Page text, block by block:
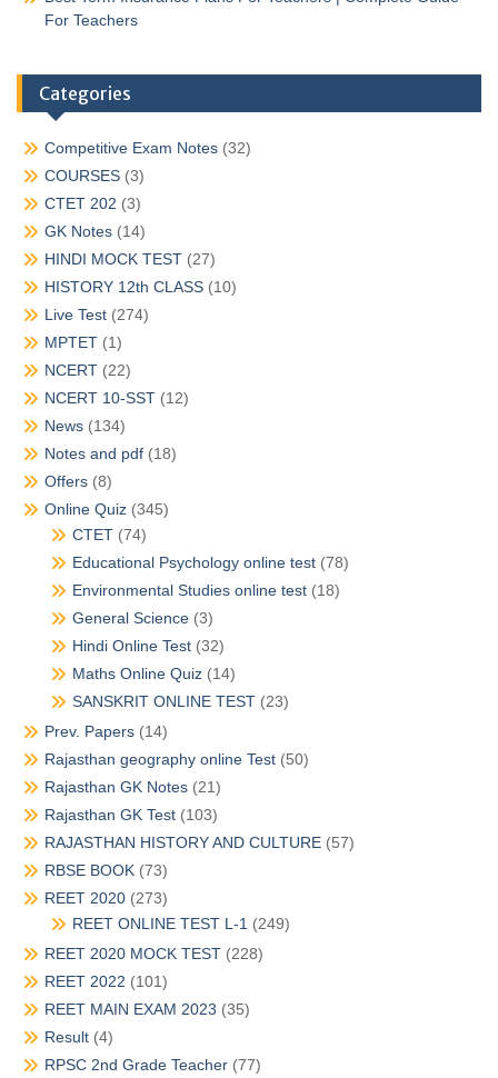
For Teachers
Categories
Competitive Exam Notes (32)
COURSES (3)
CTET 202 (3)
GK Notes (14)
HINDI MOCK TEST (27)
HISTORY 12th CLASS (10)
Live Test (274)
MPTET (1)
NCERT (22)
NCERT 10-SST (12)
News (134)
Notes and pdf (18)
Offers (8)
Online Quiz (345)
CTET (74)
Educational Psychology online test (78)
Environmental Studies online test (18)
General Science (3)
Hindi Online Test (32)
Maths Online Quiz (14)
SANSKRIT ONLINE TEST (23)
Prev. Papers (14)
Rajasthan geography online Test (50)
Rajasthan GK Notes (21)
Rajasthan GK Test (103)
RAJASTHAN HISTORY AND CULTURE (57)
RBSE BOOK (73)
REET 2020 (273)
REET ONLINE TEST L-1 (249)
REET 2020 MOCK TEST (228)
REET 2022 (101)
REET MAIN EXAM 2023 (35)
Result (4)
RPSC 2nd Grade Teacher (77)